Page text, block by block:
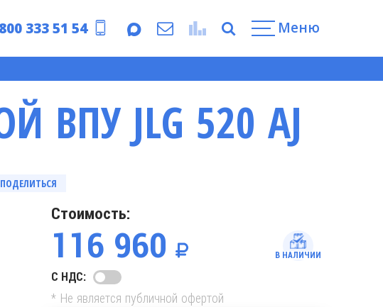
333 51 54 Меню
ВПУ JLG 520 AJ
ПОДЕЛИТЬСЯ
Стоимость:
116 960 В НАЛИЧИИ
С НДС:
* Не является публичной офертой